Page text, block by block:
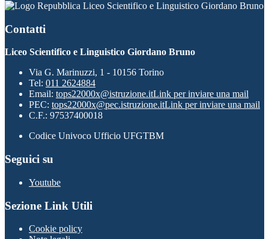
Liceo Scientifico e Linguistico Giordano Bruno
Contatti
Liceo Scientifico e Linguistico Giordano Bruno
Via G. Marinuzzi, 1 - 10156 Torino
Tel: 011 2624884
Email: tops22000x@istruzione.itLink per inviare una mail
PEC: tops22000x@pec.istruzione.itLink per inviare una mail
C.F.: 97537400018
Codice Univoco Ufficio UFGTBM
Seguici su
Youtube
Sezione Link Utili
Cookie policy